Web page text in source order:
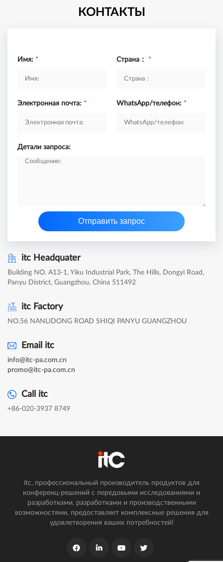
КОНТАКТЫ
Имя: * Страна： *
Электронная почта: * WhatsApp/телефон: *
Детали запроса:
Отправить запрос
itc Headquater
Building NO. A13-1, Yiku Industrial Park, The Hills, Dongyi Road,
Panyu District, Guangzhou, China 511492
itc Factory
NO.56 NANLIDONG ROAD SHIQI PANYU GUANGZHOU
Email itc
info@itc-pa.com.cn
promo@itc-pa.com.cn
Call itc
+86-020-3937 8749
itc, профессиональный производитель продуктов для
конференц-решений с передовыми исследованиями и
разработками, разработками и производственными
возможностями, предоставляет комплексные решения для
удовлетворения ваших потребностей!